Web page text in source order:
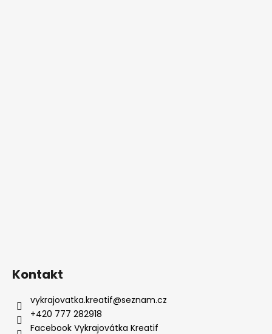
Kontakt
vykrajovatka.kreatif@seznam.cz
+420 777 282918
Facebook Vykrajovátka Kreatif